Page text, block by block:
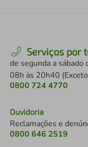
Serviços por
de segunda a sábado
08h às 20h40
0800 724 4770
Ouvidoria
Reclamações e
0800 646 2519